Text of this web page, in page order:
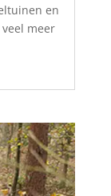
en
meer